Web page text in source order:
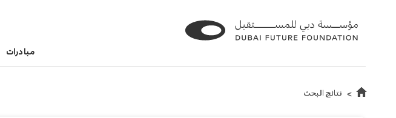
مبادرات
نتائج البحث